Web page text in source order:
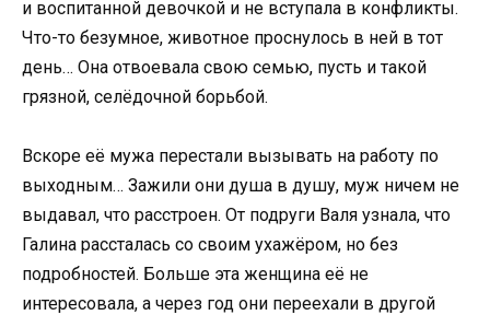
и воспитанной девочкой и не вступала в конфликты.
Что-то безумное, животное проснулось в ней в тот
день… Она отвоевала свою семью, пусть и такой
грязной, селёдочной борьбой.
Вскоре её мужа перестали вызывать на работу по
выходным… Зажили они душа в душу, муж ничем не
выдавал, что расстроен. От подруги Валя узнала, что
Галина рассталась со своим ухажёром, но без
подробностей. Больше эта женщина её не
интересовала, а через год они переехали в другой